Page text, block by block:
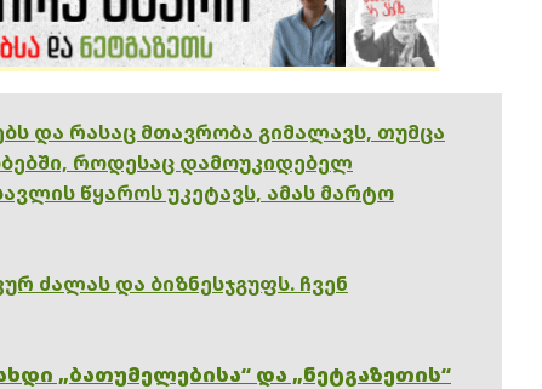
და რასაც მთავრობა გიმალავს, თუმცა
როდესაც დამოუკიდებელ
წყაროს უკეტავს, ამას მარტო
ძალას და ბიზნესჯგუფს. ჩვენ
„ბათუმელებისა“ და „ნეტგაზეთის“